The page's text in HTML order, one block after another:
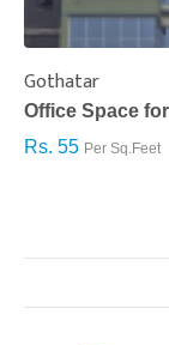
Gothatar
Office Space
Rs. 55 Per Sq.Feet